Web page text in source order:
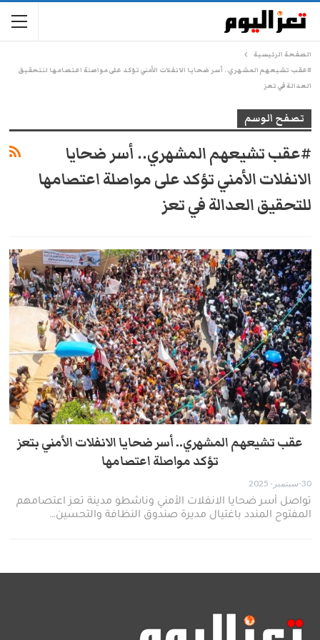
الصفحة الرئيسية
#عقب تشيعهم المشهري.. أسر ضحايا الانفلات الأمني تؤكد على مواصلة اعتصامها للتحقيق
العدالة في تعز
تصفح الوسم
#عقب تشيعهم المشهري.. أسر ضحايا
الانفلات الأمني تؤكد على مواصلة اعتصامها
للتحقيق العدالة في تعز
عقب تشيعهم المشهري.. أسر ضحايا الانفلات الأمني بتعز
تؤكد مواصلة اعتصامها
30-سبتمبر- 2025
تواصل أسر ضحايا الانفلات الأمني وناشطو مدينة تعز اعتصامهم
المفتوح المندد باغتيال مديرة صندوق النظافة والتحسين…